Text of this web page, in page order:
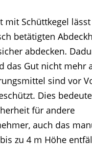
mit Schüttkegel
betätigten
abdecken.
das Gut nicht mehr
sind vor
Dies
für andere
auch das
zu 4 m Höhe